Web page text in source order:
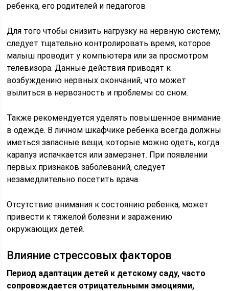
ребенка, его родителей и педагогов
Для того чтобы снизить нагрузку на нервную систему,
следует тщательно контролировать время, которое
малыш проводит у компьютера или за просмотром
телевизора. Данные действия приводят к
возбуждению нервных окончаний, что может
вылиться в нервозность и проблемы со сном.
Также рекомендуется уделять повышенное внимание
в одежде. В личном шкафчике ребенка всегда должны
иметься запасные вещи, которые можно одеть, когда
карапуз испачкается или замерзнет. При появлении
первых признаков заболеваний, следует
незамедлительно посетить врача.
Отсутствие внимания к состоянию ребенка, может
привести к тяжелой болезни и заражению
окружающих детей.
Влияние стрессовых факторов
Период адаптации детей к детскому саду, часто
сопровождается отрицательными эмоциями,